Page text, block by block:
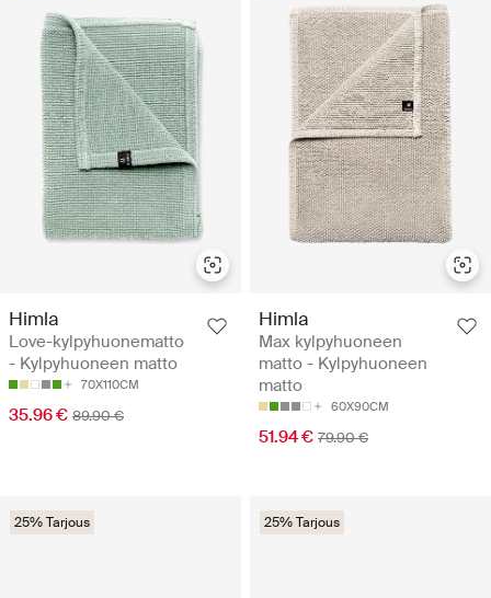
Himla
Love-kylpyhuonematto
- Kylpyhuoneen matto
70X110CM
35.96 € 89.90 €
Himla
Max kylpyhuoneen
matto - Kylpyhuoneen
matto
60X90CM
51.94 € 79.90 €
25% Tarjous 25% Tarjous